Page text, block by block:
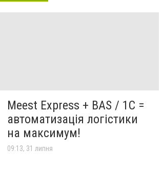
Meest Express + BAS / 1C =
автоматизація логістики
на максимум!
09:13, 31 липня